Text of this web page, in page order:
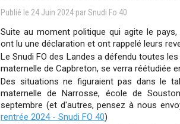
Publié le 24 Juin 2024 par Snudi Fo 40
Suite au moment politique qui agite le
ont lu une déclaration et ont rappelé leurs
Le Snudi FO des Landes a défendu toutes
maternelle de Capbreton, se verra réétudiée
Des situations ne figuraient pas dans le
maternelle de Narrosse, école de
septembre (et d'autres, pensez à nous
rentrée 2024 - Snudi FO 40)